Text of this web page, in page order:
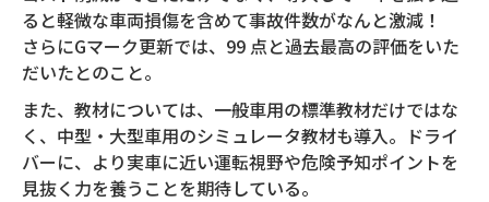
ると軽微な車両損傷を含めて事故件数がなんと激減！
さらにGマーク更新では、99 点と過去最高の評価をいた
だいたとのこと。
また、教材については、一般車用の標準教材だけではな
く、中型・大型車用のシミュレータ教材も導入。ドライ
バーに、より実車に近い運転視野や危険予知ポイントを
見抜く力を養うことを期待している。